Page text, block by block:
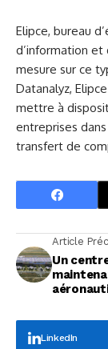
Elipce, bureau
d’information et
mesure sur ce
Datanalyz,
mettre à
entreprises
transfert de
Article
Un
à
d’Avignon
LinkedIn